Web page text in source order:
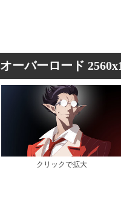
オーバーロード
クリックで拡大